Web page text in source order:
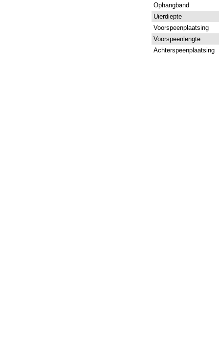
Ophangband
Uierdiepte
Voorspeenplaatsing
Voorspeenlengte
Achterspeenplaatsing